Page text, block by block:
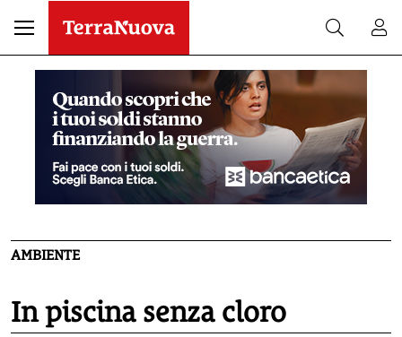
AMBIENTE
In piscina senza cloro